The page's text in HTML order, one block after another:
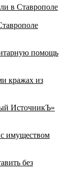
в Ставрополе
помощь
кражах из
ИсточникЪ»
имуществом
без